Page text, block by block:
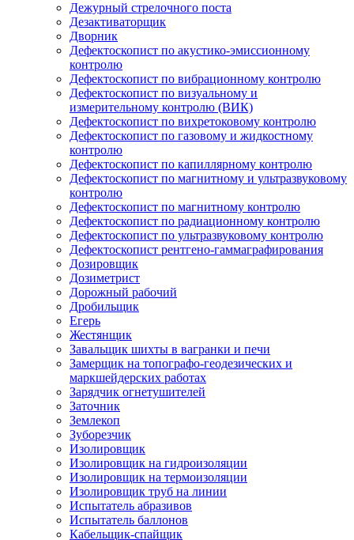
Дежурный стрелочного поста
Дезактиваторщик
Дворник
Дефектоскопист по акустико-эмиссионному
контролю
Дефектоскопист по вибрационному контролю
Дефектоскопист по визуальному и
измерительному контролю (ВИК)
Дефектоскопист по вихретоковому контролю
Дефектоскопист по газовому и жидкостному
контролю
Дефектоскопист по капиллярному контролю
Дефектоскопист по магнитному и ультразвуковому
контролю
Дефектоскопист по магнитному контролю
Дефектоскопист по радиационному контролю
Дефектоскопист по ультразвуковому контролю
Дефектоскопист рентгено-гаммаграфирования
Дозировщик
Дозиметрист
Дорожный рабочий
Дробильщик
Егерь
Жестянщик
Завальщик шихты в вагранки и печи
Замерщик на топографо-геодезических и
маркшейдерских работах
Зарядчик огнетушителей
Заточник
Землекоп
Зуборезчик
Изолировщик
Изолировщик на гидроизоляции
Изолировщик на термоизоляции
Изолировщик труб на линии
Испытатель абразивов
Испытатель баллонов
Кабельщик-спайщик